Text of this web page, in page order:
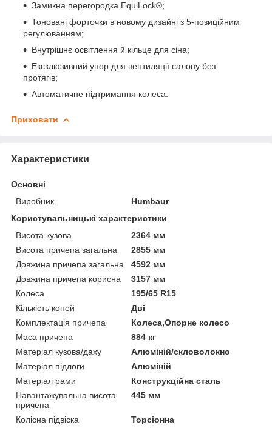
Замикна перегородка EquiLock®;
Тоновані форточки в новому дизайні з 5-позиційним
регулюванням;
Внутрішнє освітлення й кільце для сіна;
Ексклюзивний упор для вентиляції салону без
протягів;
Автоматичне підтримання колеса.
Приховати
Характеристики
Основні
Виробник
Humbaur
Користувальницькі характеристики
Висота кузова
2364 мм
Висота причепа загальна
2855 мм
Довжина причепа загальна
4592 мм
Довжина причепа корисна
3157 мм
Колеса
195/65 R15
Кількість коней
Дві
Комплектація причепа
Колеса,Опорне колесо
Маса причепа
884 кг
Матеріал кузова/даху
Алюміній/скловолокно
Матеріал підлоги
Алюміній
Матеріал рами
Конструкційна сталь
Навантажувальна висота
причепа
445 мм
Колісна підвіска
Торсіонна